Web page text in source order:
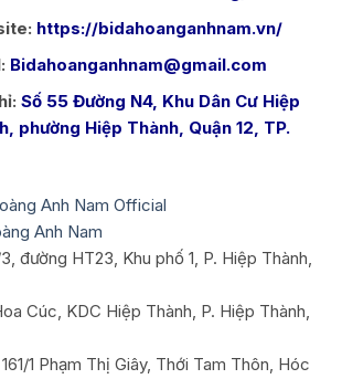
https://bidahoanganhnam.vn/
Bidahoanganhnam@gmail.com
Số 55 Đường N4, Khu Dân Cư Hiệp
phường Hiệp Thành, Quận 12, TP.
Anh Nam Official
Anh Nam
đường HT23, Khu phố 1, P. Hiệp Thành,
Cúc, KDC Hiệp Thành, P. Hiệp Thành,
1 Phạm Thị Giây, Thới Tam Thôn, Hóc